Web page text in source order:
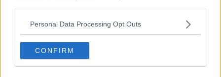
Personal Data Processing Opt Outs
CONFIRM
L’appuntamento di Israele con il cambiamento
La farsa delle elezioni in Siria
In Medioriente non ci sono favole, solo realtà
Biden chiama ma Netanyahu non risponde